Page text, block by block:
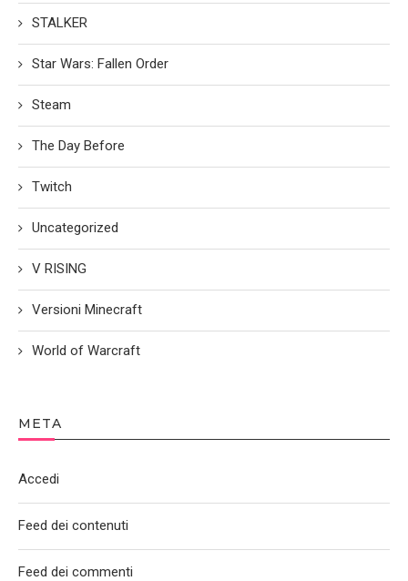
STALKER
Star Wars: Fallen Order
Steam
The Day Before
Twitch
Uncategorized
V RISING
Versioni Minecraft
World of Warcraft
META
Accedi
Feed dei contenuti
Feed dei commenti